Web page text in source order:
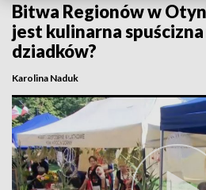
Bitwa Regionów w
jest kulinarna
dziadków?
Karolina Naduk